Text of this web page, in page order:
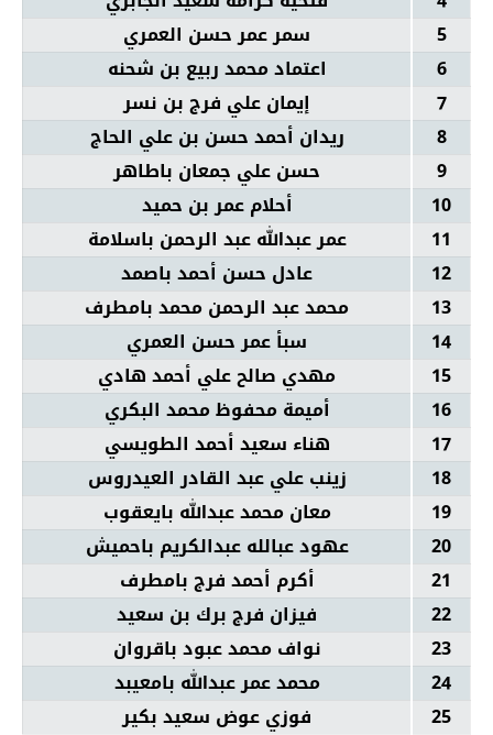
5
سمر عمر حسن العمري
6
اعتماد محمد ربيع بن شحنه
7
إيمان علي فرج بن نسر
8
ريدان أحمد حسن بن علي الحاج
9
حسن علي جمعان باطاهر
10
أحلام عمر بن حميد
11
عمر عبدالله عبد الرحمن باسلامة
12
عادل حسن أحمد باصمد
13
محمد عبد الرحمن محمد بامطرف
14
سبأ عمر حسن العمري
15
مهدي صالح علي أحمد هادي
16
أميمة محفوظ محمد البكري
17
هناء سعيد أحمد الطويسي
18
زينب علي عبد القادر العيدروس
19
معان محمد عبدالله بايعقوب
20
عهود عبالله عبدالكريم باحميش
21
أكرم أحمد فرج بامطرف
22
فيزان فرج برك بن سعيد
23
نواف محمد عبود باقروان
24
محمد عمر عبدالله بامعيبد
25
فوزي عوض سعيد بكير